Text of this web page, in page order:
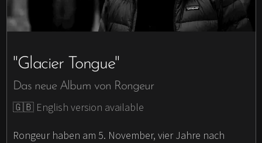
"Glacier Tongue"
Das neue Album von Rongeur
🇬🇧 English version available
Rongeur haben am 5. November, vier Jahre nach